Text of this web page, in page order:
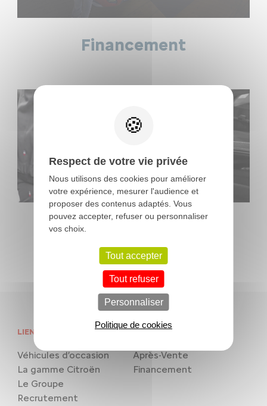
Financement
Après-vente
LIENS UTILES
Véhicules d’occasion
La gamme Citroën
Le Groupe
Recrutement
NOS SERVICES
Après-Vente
Financement
Respect de votre vie privée
Nous utilisons des cookies pour améliorer
votre expérience, mesurer l'audience et
proposer des contenus adaptés. Vous
pouvez accepter, refuser ou personnaliser
vos choix.
Tout accepter
Tout refuser
Personnaliser
Politique de cookies